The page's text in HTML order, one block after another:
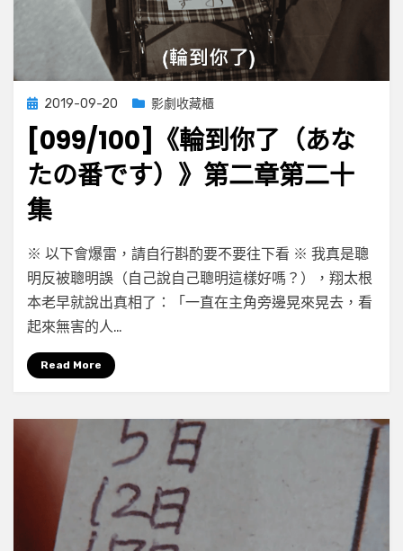
房
門
之
內
15
～
Posted
on
2019-09-20 影劇收藏櫃
[099/100]《輪到你了（あな
たの番です）》第二章第二十
集
by小云
Leave a commenton
[099/100]
《輪
到
の
す）》
第
二
章
※ 以下會爆雷，請自行斟酌要不要往下看 ※ 我真是聰
明反被聰明誤（自己說自己聰明這樣好嗎？），翔太根
本老早就說出真相了：「一直在主角旁邊晃來晃去，看
起來無害的人…
Read More